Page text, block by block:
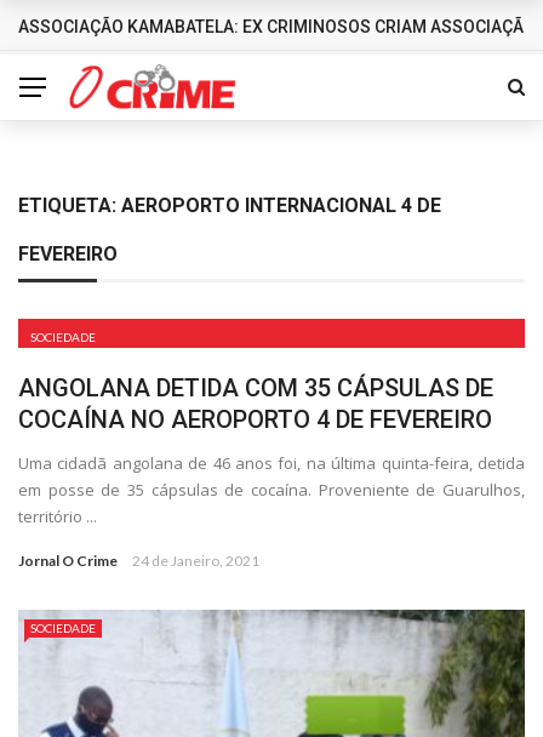
DESTAQUES
ASSOCIAÇÃO KAMABATELA: EX CRIMINOSOS CRIAM
ETIQUETA: AEROPORTO INTERNACIONAL 4 DE
FEVEREIRO
SOCIEDADE
ANGOLANA DETIDA COM 35 CÁPSULAS DE
COCAÍNA NO AEROPORTO 4 DE FEVEREIRO
Uma cidadã angolana de 46 anos foi, na última quinta-feira, detida
em posse de 35 cápsulas de cocaína. Proveniente de Guarulhos,
território ...
Jornal O Crime 24 de Janeiro, 2021
SOCIEDADE